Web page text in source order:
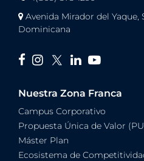
Avenida Mirador del Yaque,
Dominicana
Nuestra Zona Franca
Campus Corporativo
Propuesta Única de Valor
Máster Plan
Ecosistema de